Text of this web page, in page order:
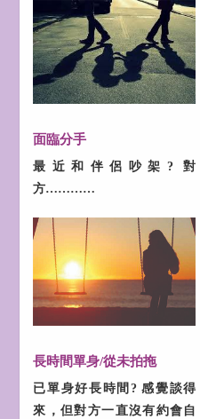
面臨分手
最近和伴侶吵架? 對
方…………
長時間單身/從未拍拖
已單身好長時間? 感覺談得
來，但對方一直沒有約會自